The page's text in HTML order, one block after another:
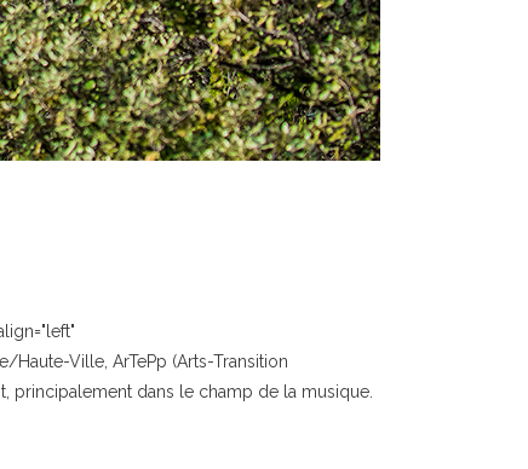
Haute-Ville, ArTePp (Arts-Transition
principalement dans le champ de la musique.